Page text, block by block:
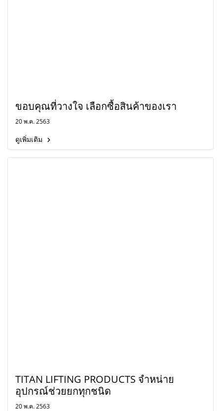
ขอบคุณที่วางใจ เลือกซื้อสินค้าของเรา
20 พ.ค. 2563
ดูเพิ่มเติม
TITAN LIFTING PRODUCTS จำหน่าย
อุปกรณ์ช่วยยกทุกชนิด
20 พ.ค. 2563